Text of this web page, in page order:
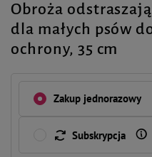
Obroża
dla małych psów
ochrony, 35 cm
Zakup jednorazowy
Subskrypcja